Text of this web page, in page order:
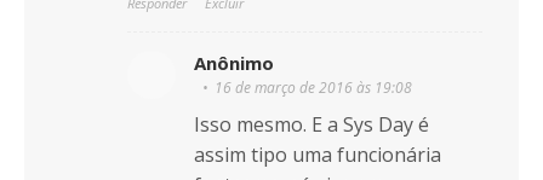
Anônimo
16 de março de 2016 às 19:08
Isso mesmo. E a Sys Day é
assim tipo uma funcionária